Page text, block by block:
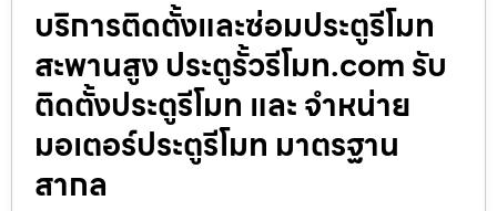
บริการติดตั้งและซ่อมประตูรีโมท
สะพานสูง ประตูรั้วรีโมท.com รับ
ติดตั้งประตูรีโมท และ จำหน่าย
มอเตอร์ประตูรีโมท มาตรฐาน
สากล